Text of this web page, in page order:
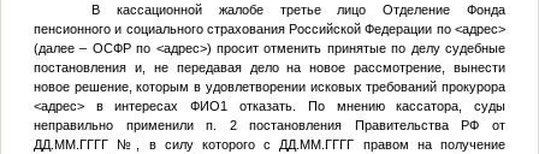
В кассационной жалобе третье лицо Отделение Фонда
пенсионного и социального страхования Российской Федерации по<адрес>
(далее – ОСФР по <адрес>) просит отменить принятые по делу судебные
постановления и, не передавая дело на новое рассмотрение, вынести
новое решение, которым в удовлетворении исковых требований прокурора
<адрес>в интересахФИО1
отказать. По мнению кассатора, суды
неправильно применили п. 2 постановления Правительства РФ от
ДД.ММ.ГГГГ
№ , в силу которого с ДД.ММ.ГГГГ правом на получение